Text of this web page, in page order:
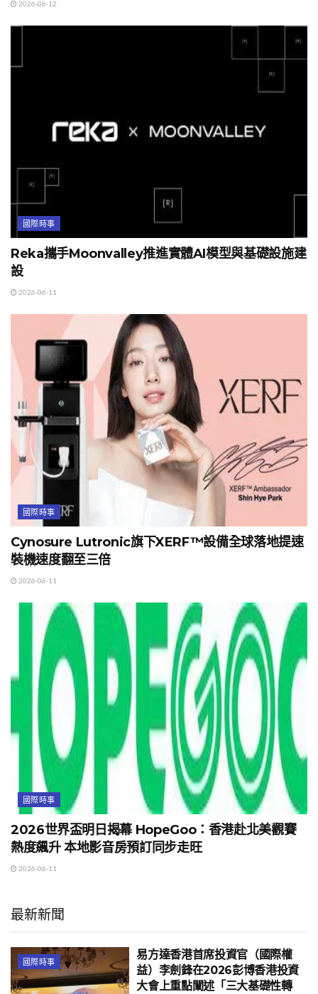
2026-06-12
國際時事
Reka攜手Moonvalley推進實體AI模型與基礎設施建
設
2026-06-11
國際時事
Cynosure Lutronic旗下XERF™設備全球落地提速
裝機速度翻至三倍
2026-06-11
國際時事
2026世界盃明日揭幕 HopeGoo：香港赴北美觀賽
熱度飆升 本地影音房預訂同步走旺
2026-06-11
最新新聞
國際時事
易方達香港首席投資官（國際權
益）李劍鋒在2026彭博香港投資
大會上重點闡述「三大基礎性轉